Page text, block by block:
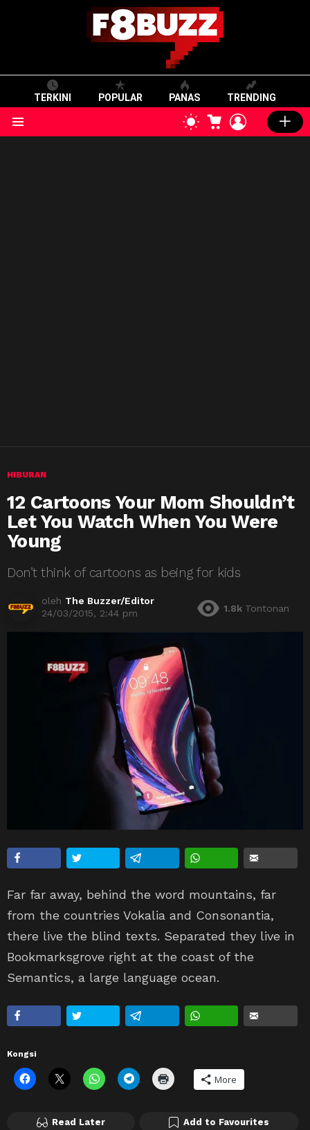
TERKINI POPULAR PANAS TRENDING
SWITCH
SKIN
CART LOGIN
HIBURAN
12 Cartoons Your Mom Shouldn’t
Let You Watch When You Were
Young
Don’t think of cartoons as being for kids
oleh The Buzzer/Editor
24/03/2015, 2:44 pm
1.8k Tontonan
Far far away, behind the word mountains, far
from the countries Vokalia and Consonantia,
there live the blind texts. Separated they live in
Bookmarksgrove right at the coast of the
Semantics, a large language ocean.
Kongsi
More
Read Later Add to Favourites